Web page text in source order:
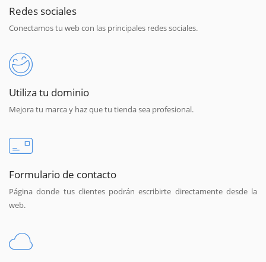
Redes sociales
Conectamos tu web con las principales redes sociales.
Utiliza tu dominio
Mejora tu marca y haz que tu tienda sea profesional.
Formulario de contacto
Página donde tus clientes podrán escribirte directamente desde la
web.